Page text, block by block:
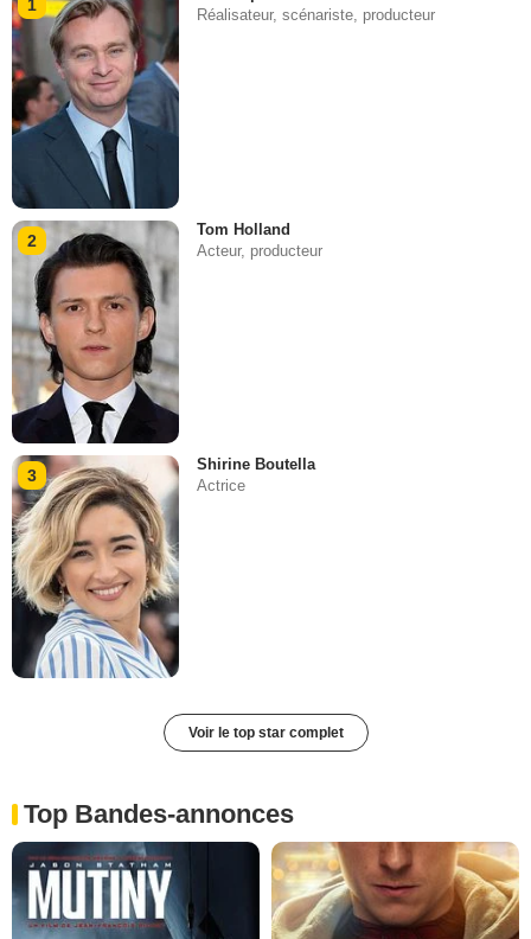
1
Réalisateur, scénariste, producteur
2
Tom Holland
Acteur, producteur
3
Shirine Boutella
Actrice
Voir le top star complet
Top Bandes-annonces